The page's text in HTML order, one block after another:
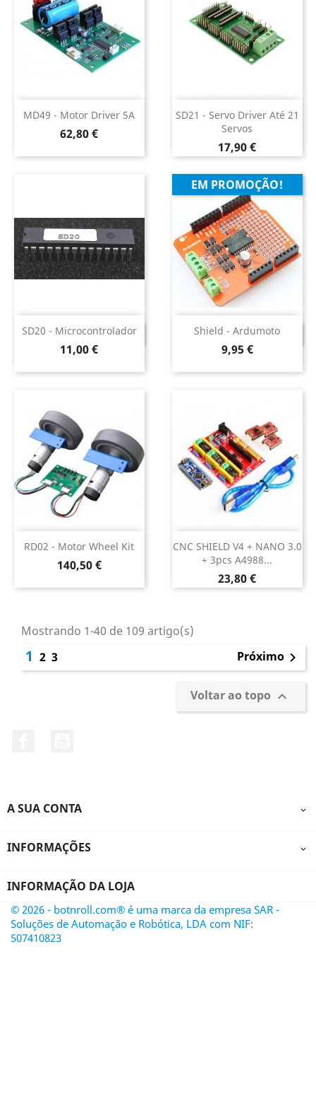
MD49 - Motor Driver 5A
Preço
62,80 €
SD21 - Servo Driver Até 21
Servos
Preço
17,90 €
SD20 - Microcontrolador
Preço
11,00 €
DESCONTINUADO Shield - Ardumoto
Preço
9,95 €
DESCONTINUADO
EM PROMOÇÃO!
RD02 - Motor Wheel Kit
Preço
140,50 €
CNC SHIELD V4 + NANO 3.0
+ 3pcs A4988...
Preço
23,80 €
Mostrando 1-40 de 109 artigo(s)
1 2 3 Próximo 
Voltar ao topo 
A SUA CONTA 
INFORMAÇÕES 
INFORMAÇÃO DA LOJA
© 2026 - botnroll.com® é uma marca da empresa SAR -
Soluções de Automação e Robótica, LDA com NIF:
507410823